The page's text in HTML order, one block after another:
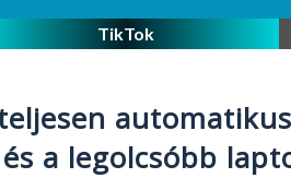
TikTok
a legolcsóbb